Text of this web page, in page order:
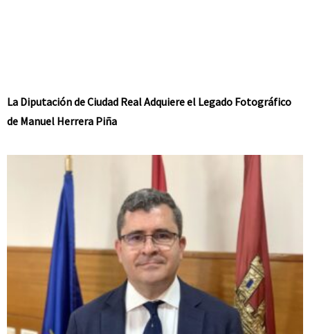
La Diputación de Ciudad Real Adquiere el Legado Fotográfico
de Manuel Herrera Piña